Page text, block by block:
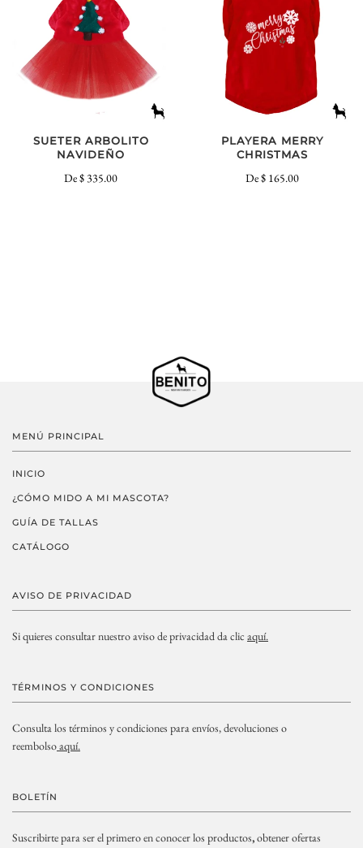
SUETER ARBOLITO
NAVIDEÑO
De$ 335.00
PLAYERA MERRY
CHRISTMAS
De$ 165.00
MENÚ PRINCIPAL
INICIO
¿CÓMO MIDO A MI MASCOTA?
GUÍA DE TALLAS
CATÁLOGO
AVISO DE PRIVACIDAD
Si quieres consultar nuestro aviso de privacidad da clic aquí.
TÉRMINOS Y CONDICIONES
Consulta los términos y condiciones para envíos, devoluciones o
reembolsoaquí.
BOLETÍN
Suscribirte para ser el primero en conocer los productos,obtener ofertas